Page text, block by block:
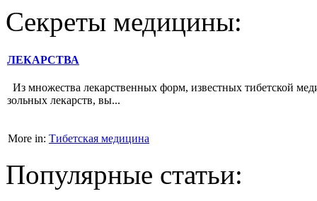
Секреты медицины:
ЛЕКАРСТВА
Из множества лекарственных форм, известных тибет­ской
зольных лекарств, вы...
More in: Тибетская медицина
Популярные статьи: